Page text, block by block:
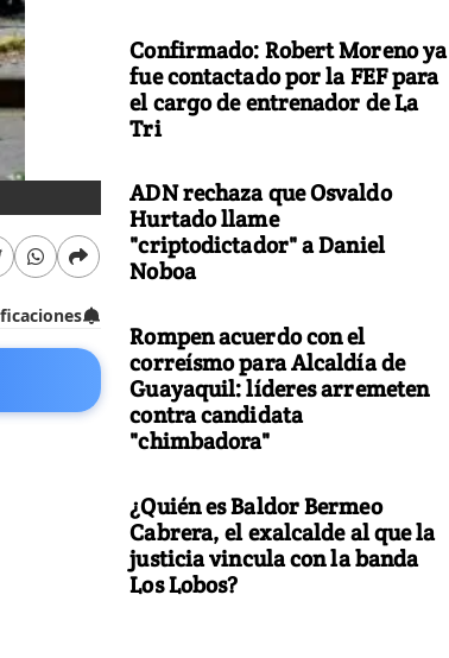
Confirmado: Robert Moreno ya
fue contactado por la FEF para
el cargo de entrenador de La
Tri
ADN rechaza que Osvaldo
Hurtado llame
"criptodictador" a Daniel
Noboa
Rompen acuerdo con el
correísmo para Alcaldía de
Guayaquil: líderes arremeten
contra candidata
"chimbadora"
¿Quién es Baldor Bermeo
Cabrera, el exalcalde al que la
justicia vincula con la banda
Los Lobos?